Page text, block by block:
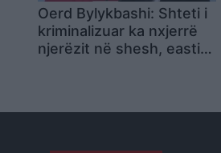
Oerd Bylykbashi: Shteti i
kriminalizuar ka nxjerrë
njerëzit në shesh, easti